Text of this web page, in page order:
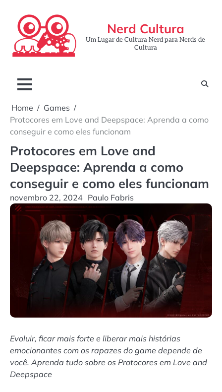
content
Nerd Cultura
Um Lugar de Cultura Nerd para Nerds de
Cultura
Home
Games
Protocores em Love and Deepspace: Aprenda a como
conseguir e como eles funcionam
Protocores em Love and
Deepspace: Aprenda a como
conseguir e como eles funcionam
novembro 22, 2024 Paulo Fabris
Evoluir, ficar mais forte e liberar mais histórias
emocionantes com os rapazes do game depende de
você. Aprenda tudo sobre os Protocores em Love and
Deepspace